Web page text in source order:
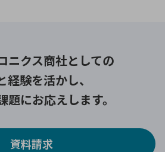
ニクス商社としての
経験を活かし、
題にお応えします。
資料請求